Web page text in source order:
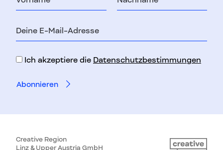
Mail-
Ich akzeptiere die Datenschutzbestimmungen
Creative Region
Linz & Upper Austria GmbH